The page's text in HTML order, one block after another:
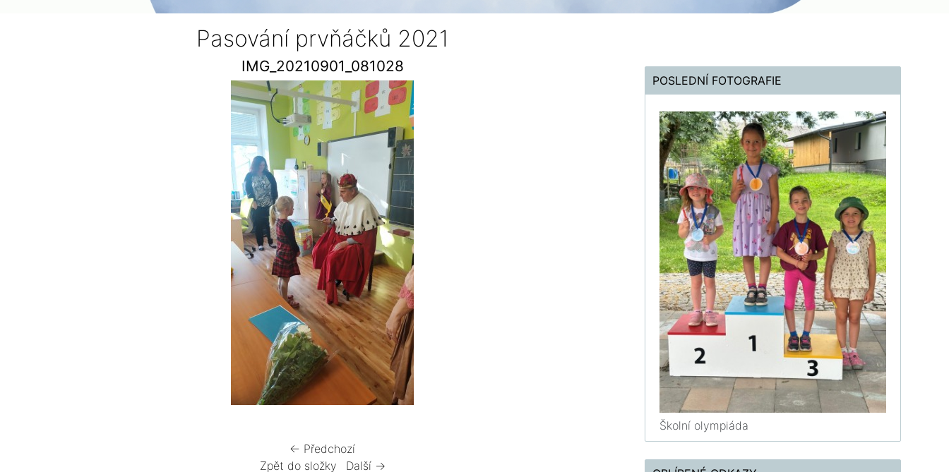
Pasování prvňáčků 2021
IMG_20210901_081028
← Předchozí
Zpět do složky
Další →
POSLEDNÍ FOTOGRAFIE
Školní olympiáda